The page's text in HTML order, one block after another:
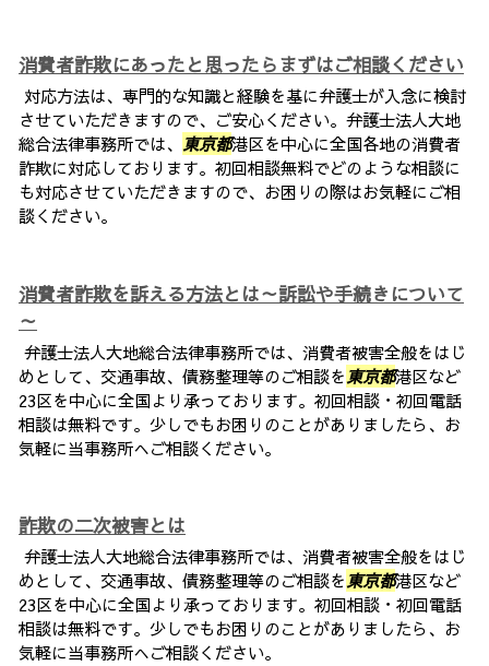
消費者詐欺にあったと思ったらまずはご相談ください
対応方法は、専門的な知識と経験を基に弁護士が入念に検討
させていただきますので、ご安心ください。弁護士法人大地
総合法律事務所では、 東京都港区を中心に全国各地の消費者
詐欺に対応しております。初回相談無料でどのような相談に
も対応させていただきますので、お困りの際はお気軽にご相
談ください。
消費者詐欺を訴える方法とは～訴訟や手続きについて
～
弁護士法人大地総合法律事務所では、消費者被害全般をはじ
めとして、交通事故、債務整理等のご相談を東京都港区など
23区を中心に全国より承っております。初回相談・初回電話
相談は無料です。少しでもお困りのことがありましたら、お
気軽に当事務所へご相談ください。
詐欺の二次被害とは
弁護士法人大地総合法律事務所では、消費者被害全般をはじ
めとして、交通事故、債務整理等のご相談を東京都港区など
23区を中心に全国より承っております。初回相談・初回電話
相談は無料です。少しでもお困りのことがありましたら、お
気軽に当事務所へご相談ください。